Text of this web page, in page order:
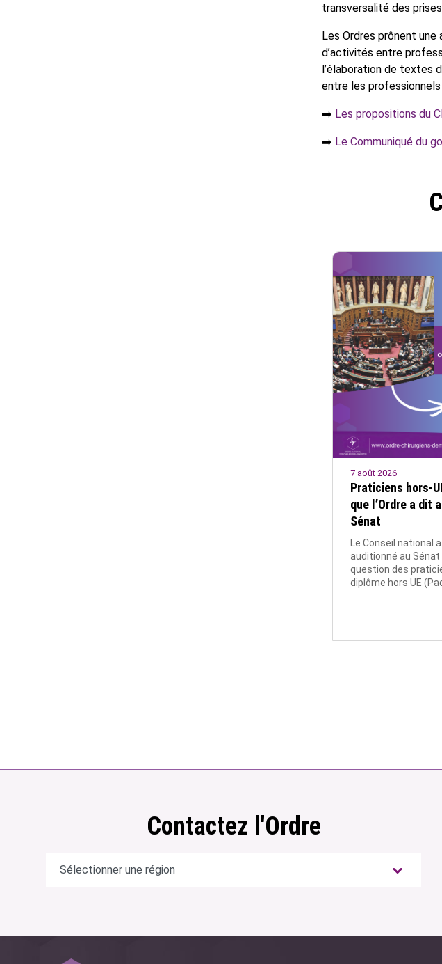
transversalité des
Les Ordres prônent
d’activités entre
l’élaboration de textes
entre les
➡️ Les propositions du
➡️ Le Communiqué du
7 août 2026
Praticiens hors-
que l’Ordre a dit
Sénat
Le Conseil national
auditionné au Sénat
question des
diplôme hors UE
Contactez l'Ordre